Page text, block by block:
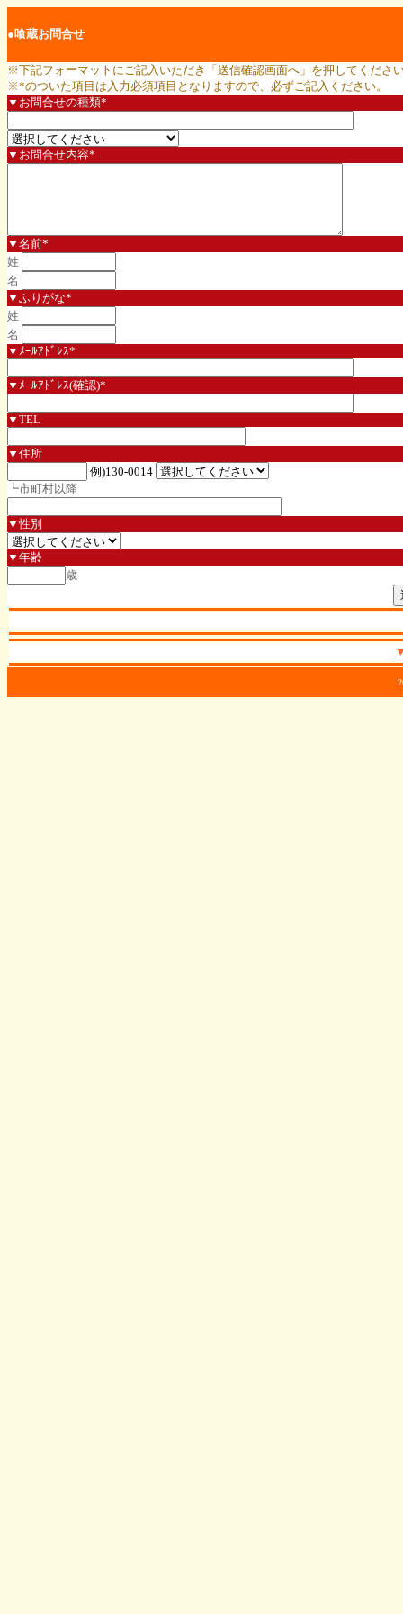
●喰蔵お問合せ
※下記フォーマットにご記入いただき「送信確認画面へ」を押してくださ
※*のついた項目は入力必須項目となりますので、必ずご記入ください。
▼お問合せの種類*
▼お問合せ内容*
▼名前*
姓
名
▼ふりがな*
姓
名
▼ﾒｰﾙｱﾄﾞﾚｽ*
▼ﾒｰﾙｱﾄﾞﾚｽ(確認)*
▼TEL
▼住所
例)130-0014
┗市町村以降
▼性別
▼年齢
歳